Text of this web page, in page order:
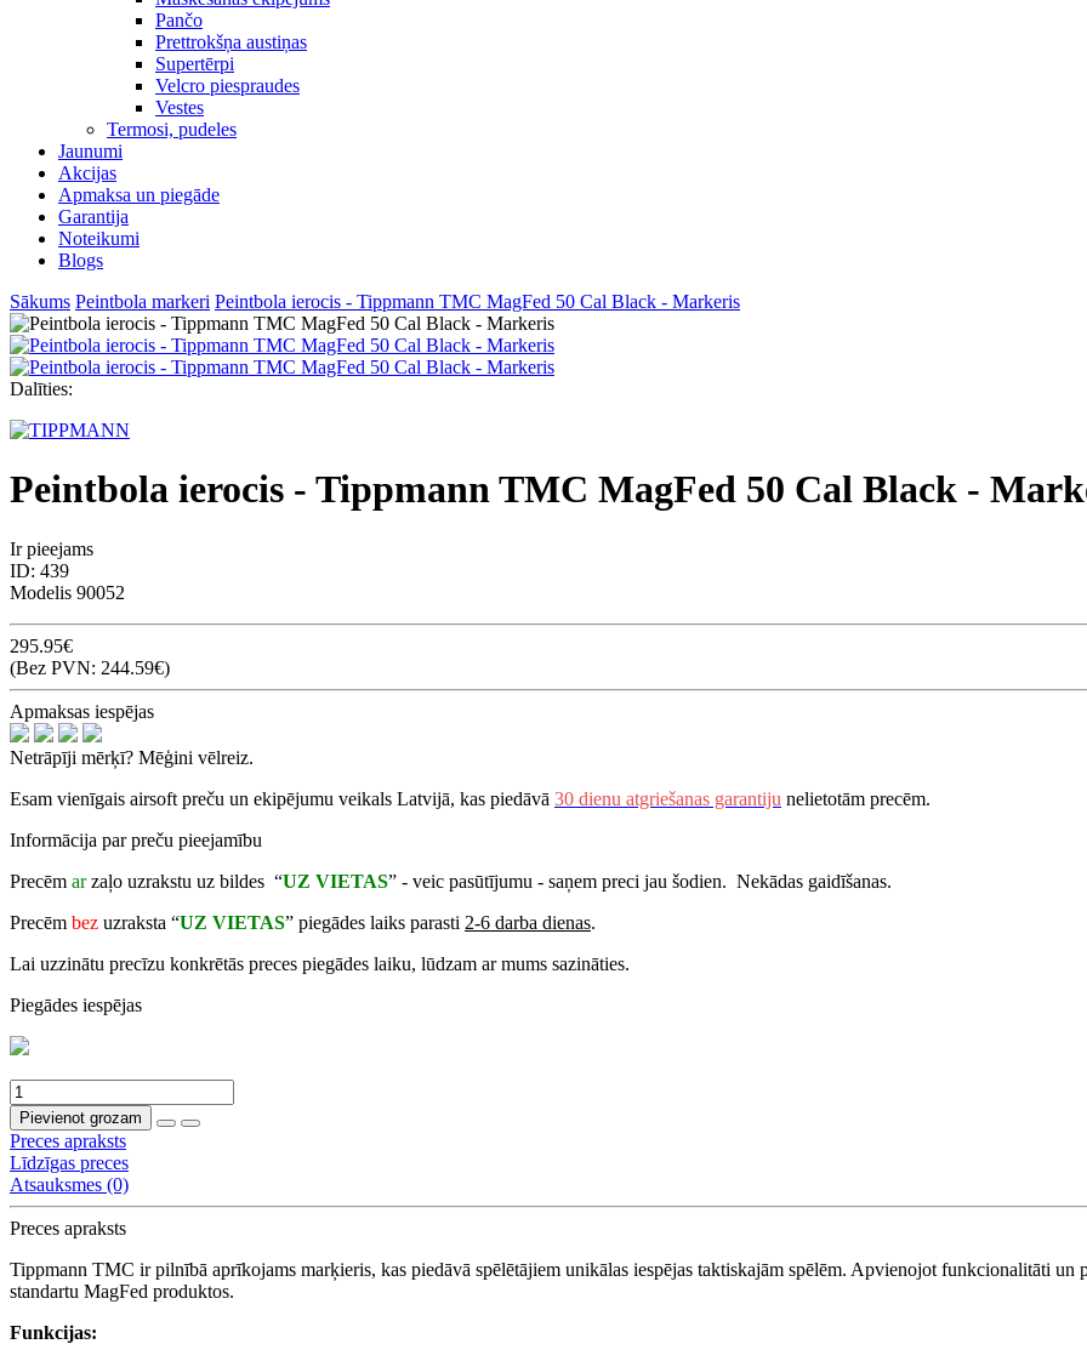
Pančo
Prettrokšņa austiņas
Supertērpi
Velcro piespraudes
Vestes
Termosi, pudeles
Jaunumi
Akcijas
Apmaksa un piegāde
Garantija
Noteikumi
Blogs
Sākums Peintbola markeri Peintbola ierocis - Tippmann TMC MagFed 50 Cal Black - Markeris
Dalīties:
Peintbola ierocis - Tippmann TMC MagFed 50 Cal Black -
Ir pieejams
ID: 439
Modelis 90052
295.95€
(Bez PVN: 244.59€)
Apmaksas iespējas
Netrāpīji mērķī? Mēģini vēlreiz.
Esam vienīgais airsoft preču un ekipējumu veikals Latvijā, kas piedāvā 30 dienu atgriešanas garantiju nelietotām precēm.
Informācija par preču pieejamību
Precēm arzaļo uzrakstu uz bildes “UZ VIETAS” - veic pasūtījumu - saņem preci jau šodien. Nekādas gaidīšanas.
Precēm bez uzraksta “UZ VIETAS” piegādes laiks parasti 2-6 darba dienas.
Lai uzzinātu precīzu konkrētās preces piegādes laiku, lūdzam ar mums sazināties.
Piegādes iespējas
Pievienot grozam
Preces apraksts
Līdzīgas preces
Atsauksmes (0)
Preces apraksts
Tippmann TMC ir pilnībā aprīkojams marķieris, kas piedāvā spēlētājiem unikālas iespējas taktiskajām spēlēm. Apvienojot funkcionalitāti un
standartu MagFed produktos.
Funkcijas: